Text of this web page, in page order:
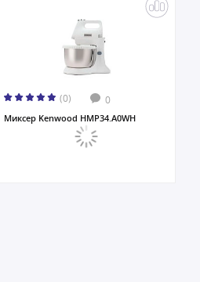
(0) 0
Миксер Kenwood HMP34.A0WH